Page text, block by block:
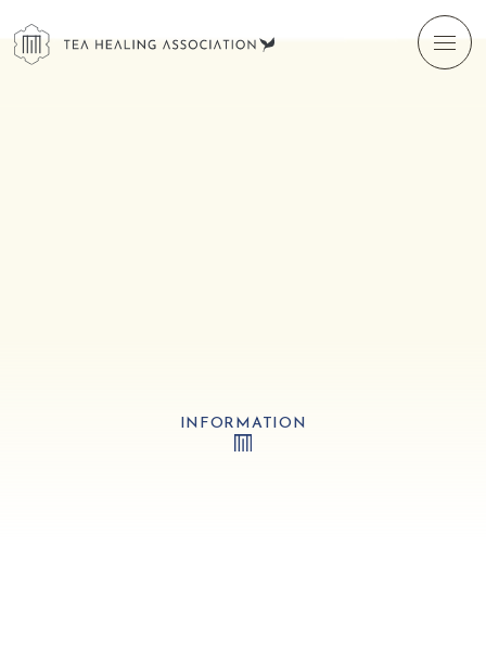
INFORMATION